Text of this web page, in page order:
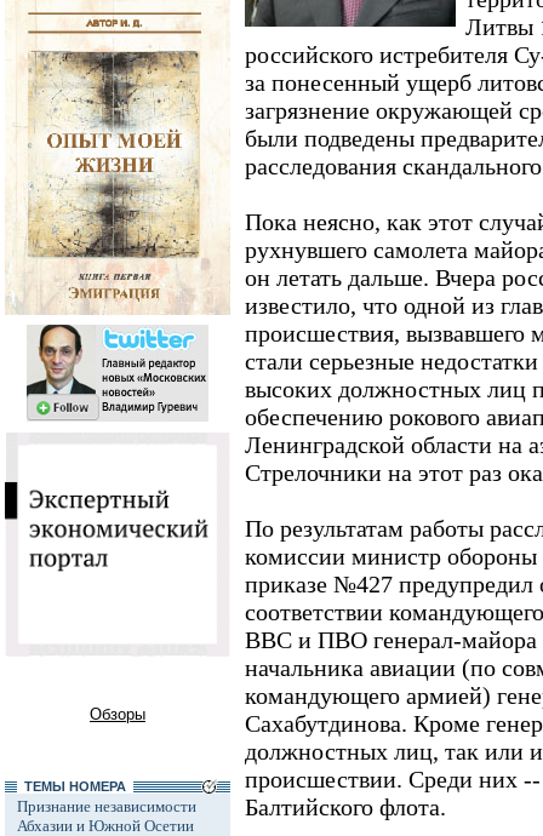
Обзоры
ТЕМЫ НОМЕРА
Признание независимости
Абхазии и Южной Осетии
Литвы
российского истребителя
за понесенный ущерб
загрязнение окружающей
были подведены
расследования
Пока неясно, как этот
рухнувшего самолета
он летать дальше. Вчера
известило, что одной из
происшествия, вызвавшего
стали серьезные
высоких должностных лиц
обеспечению рокового
Ленинградской области на
Стрелочники на этот раз
По результатам работы
комиссии министр обороны
приказе №427
соответствии
ВВС и ПВО генерал-майора
начальника авиации (по
командующего армией)
Сахабутдинова. Кроме
должностных лиц, так или
происшествии. Среди них
Балтийского флота.